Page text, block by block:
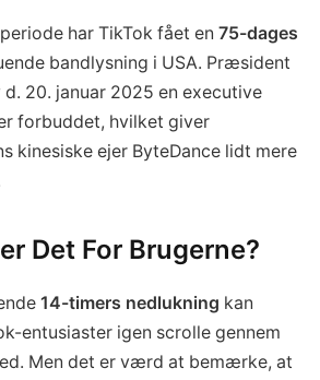
har TikTok fået en 75-dages
bandlysning i USA. Præsident
20. januar 2025 en executive
forbuddet, hvilket giver
kinesiske ejer ByteDance lidt mere
Det For Brugerne?
14-timers nedlukning kan
entusiaster igen scrolle gennem
Men det er værd at bemærke, at